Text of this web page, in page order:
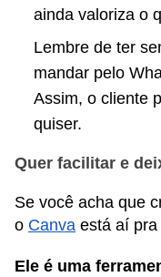
ainda valoriza o
Lembre de ter
mandar pelo
Assim, o cliente
quiser.
Quer facilitar e
Se você acha que
o Canva está aí pra
Ele é uma